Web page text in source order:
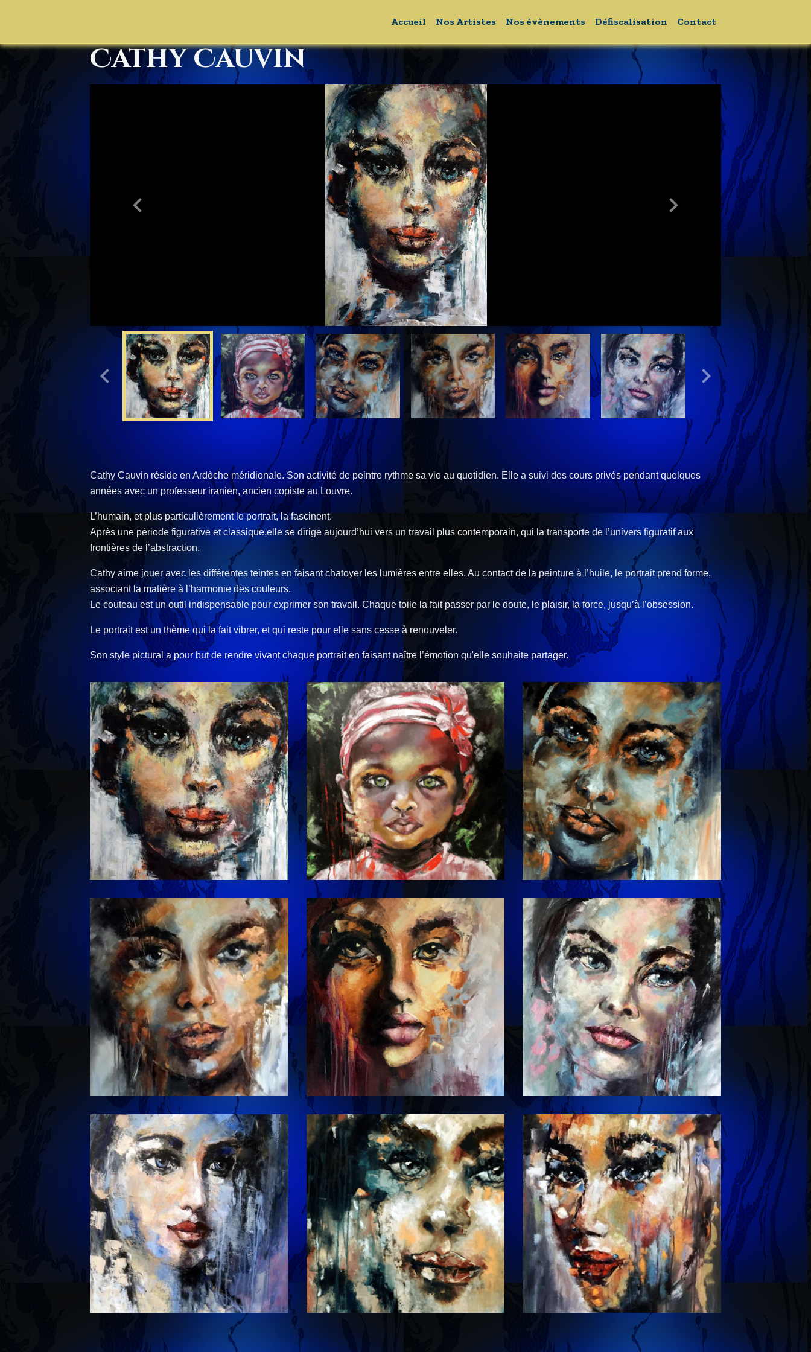
Accueil Nos Artistes Nos évènements Défiscalisation Contact
Cathy Cauvin
Cathy Cauvin réside en Ardèche méridionale. Son activité de peintre rythme sa vie au quotidien. Elle a suivi des cours privés pendant quelques
années avec un professeur iranien, ancien copiste au Louvre.
L’humain, et plus particulièrement le portrait, la fascinent.
Après une période figurative et classique,elle se dirige aujourd’hui vers un travail plus contemporain, qui la transporte de l’univers figuratif aux
frontières de l’abstraction.
Cathy aime jouer avec les différentes teintes en faisant chatoyer les lumières entre elles. Au contact de la peinture à l’huile, le portrait prend forme,
associant la matière à l’harmonie des couleurs.
Le couteau est un outil indispensable pour exprimer son travail. Chaque toile la fait passer par le doute, le plaisir, la force, jusqu’à l’obsession.
Le portrait est un thème qui la fait vibrer, et qui reste pour elle sans cesse à renouveler.
Son style pictural a pour but de rendre vivant chaque portrait en faisant naître l’émotion qu'elle souhaite partager.